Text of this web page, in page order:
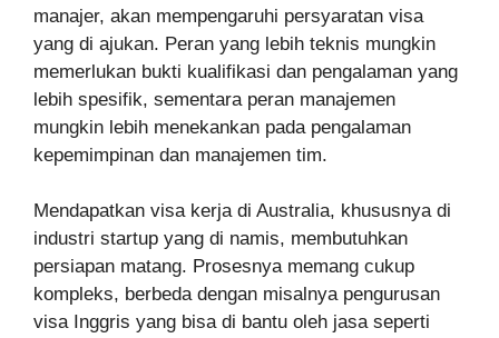
manajer, akan mempengaruhi persyaratan visa
yang di ajukan. Peran yang lebih teknis mungkin
memerlukan bukti kualifikasi dan pengalaman yang
lebih spesifik, sementara peran manajemen
mungkin lebih menekankan pada pengalaman
kepemimpinan dan manajemen tim.
Mendapatkan visa kerja di Australia, khususnya di
industri startup yang di namis, membutuhkan
persiapan matang. Prosesnya memang cukup
kompleks, berbeda dengan misalnya pengurusan
visa Inggris yang bisa di bantu oleh jasa seperti